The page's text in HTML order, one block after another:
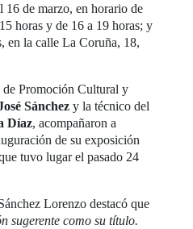
16 de marzo, en horario de
horas y de 16 a 19 horas; y
en la calle La Coruña, 18,
Promoción Cultural y
Sánchez y la técnico del
Díaz, acompañaron a
de su exposición
tuvo lugar el pasado 24
Lorenzo destacó que
sugerente como su título.